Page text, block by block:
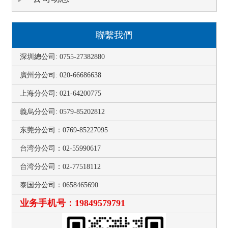
聯繫我們
深圳總公司: 0755-27382880
廣州分公司: 020-66686638
上海分公司: 021-64200775
義烏分公司: 0579-85202812
东莞分公司：0769-85227095
台湾分公司：02-55990617
台湾分公司：02-77518112
泰国分公司：0658465690
业务手机号：19849579791